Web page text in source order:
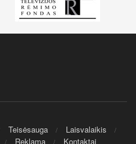
Teisėsauga
Laisvalaikis
Reklama Kontaktai